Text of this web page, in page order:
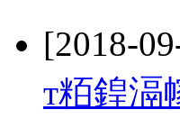
[2018-
т粨鍠滆